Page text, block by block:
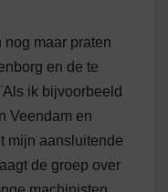
nog maar praten
en de te
ik bijvoorbeeld
Veendam en
mijn aansluitende
de groep over